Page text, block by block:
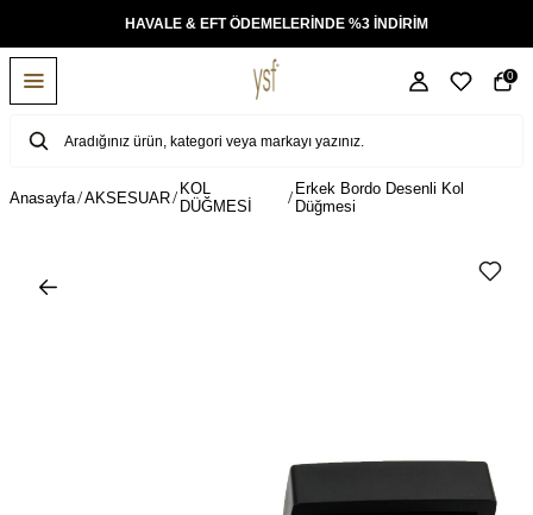
HAVALE & EFT ÖDEMELERİNDE %3 İNDİRİM
0
Anasayfa AKSESUAR
KOL
DÜĞMESİ
Erkek Bordo Desenli Kol
Düğmesi